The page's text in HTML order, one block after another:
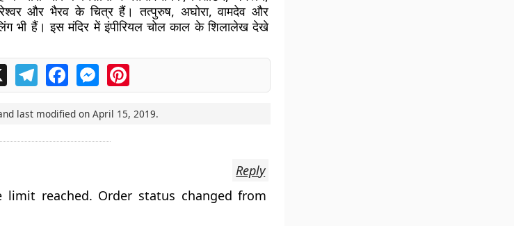
और भैरव के चित्र हैं। तत्पुरुष, अघोरा, वामदेव और
भी हैं। इस मंदिर में इंपीरियल चोल काल के शिलालेख देखे
X TelegramFacebookMessengerPinterest
last modified on April 15, 2019.
limit reached. Order status changed from
Reply